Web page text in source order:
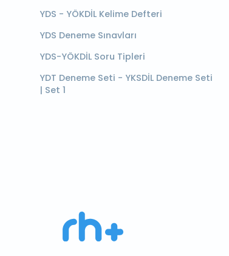
YDS - YÖKDİL Kelime Defteri
YDS Deneme Sınavları
YDS-YÖKDİL Soru Tipleri
YDT Deneme Seti - YKSDİL Deneme Seti
| Set 1